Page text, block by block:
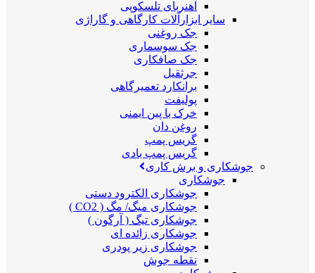
آهنربای تلسکوپی
سایر ابزارآلات کارگاهی و گاراژی
جک روغنی
جک سوسماری
جک صافکاری
جرثقیل
برانکارد تعمیرگاهی
پولیفت
خرک با پین ایمنی
روغن دان
گریس پمپ
گریس پمپ بادی
جوشکاری و برش کاری
جوشکاری
جوشکاری الکترود دستی
جوشکاری میگ/ مگ ( CO2 )
جوشکاری تیگ ( آرگون )
جوشکاری زائده ای
جوشکاری زیر پودری
نقطه جوش